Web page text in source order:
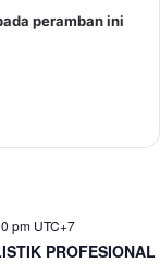
peramban ini
pm UTC+7
PROFESIONAL